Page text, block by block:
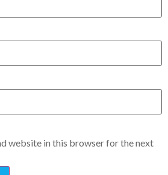
website in this browser for the next